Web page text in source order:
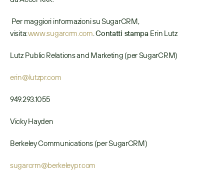
visita: www.sugarcrm.com. Contatti stampa Erin Lutz
Lutz Public Relations and Marketing (per SugarCRM)
erin@lutzpr.com
949.293.1055
Vicky Hayden
Berkeley Communications (per SugarCRM)
sugarcrm@berkeleypr.com